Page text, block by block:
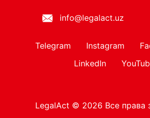
info@legalact.uz
Telegram Instagram
LinkedIn
LegalAct © 2026 Все